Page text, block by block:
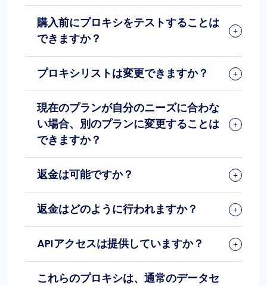
購入前にプロキシをテストすることは
できますか？
プロキシリストは変更できますか？
現在のプランが自分のニーズに合わな
い場合、別のプランに変更することは
できますか？
返金は可能ですか？
返金はどのように行われますか？
APIアクセスは提供していますか？
これらのプロキシは、通常のデータセ